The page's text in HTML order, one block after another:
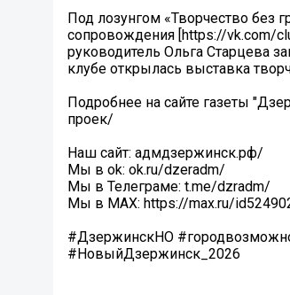
Под лозунгом «Творчество без
сопровождения [https://vk.com/
руководитель Ольга Старцева
клубе открылась выставка
Подробнее на сайте газеты
проек/
Наш сайт: адмдзержинск.рф/
Мы в ok: ok.ru/dzeradm/
Мы в Телеграме: t.me/dzradm/
Мы в MAX: https://max.ru/
#ДзержинскНО
#НовыйДзержинск_2026